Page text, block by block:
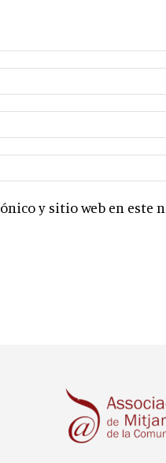
y sitio web en este